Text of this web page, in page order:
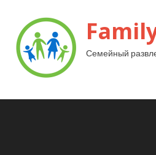
Семейный